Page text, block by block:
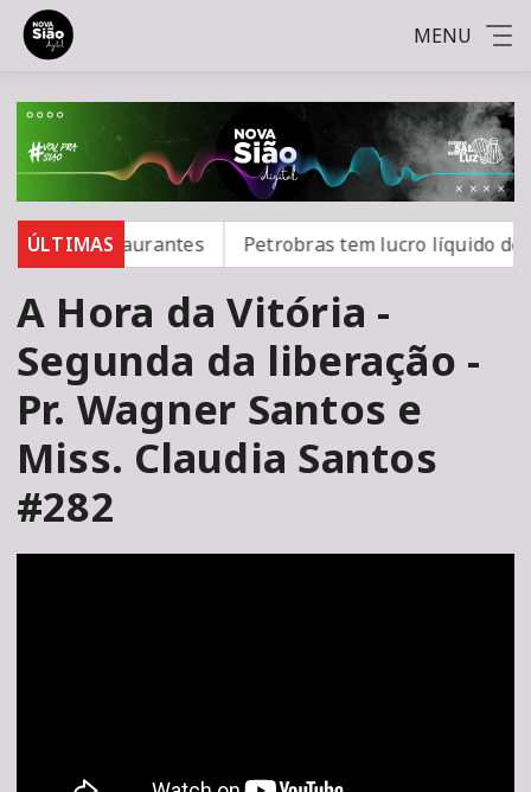
MENU
ÚLTIMAS
e restaurantes Petrobras tem lucro líquido de
A Hora da Vitória -
Segunda da liberação -
Pr. Wagner Santos e
Miss. Claudia Santos
#282